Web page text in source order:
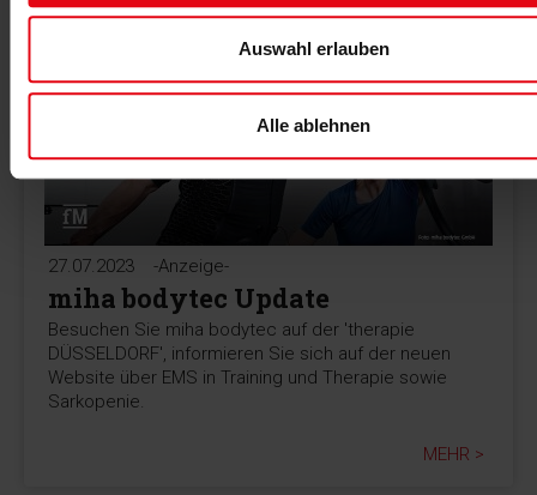
Auswahl erlauben
Alle ablehnen
27.07.2023 -Anzeige-
miha bodytec Update
Besuchen Sie miha bodytec auf der 'therapie
DÜSSELDORF', informieren Sie sich auf der neuen
Website über EMS in Training und Therapie sowie
Sarkopenie.
MEHR >